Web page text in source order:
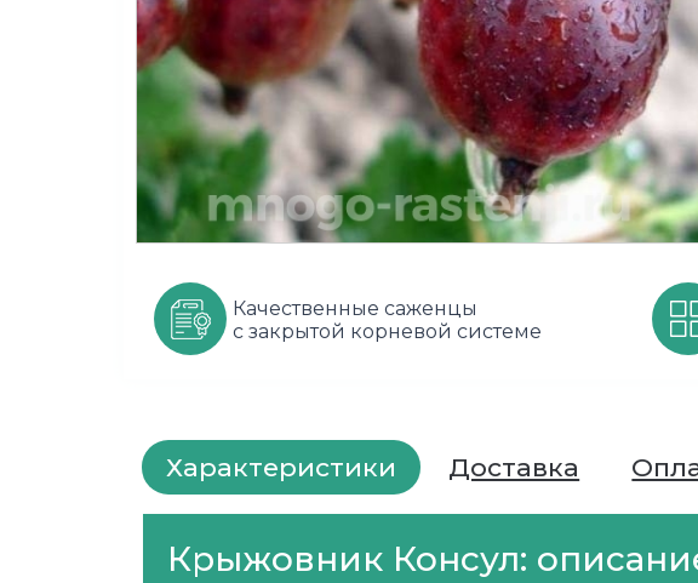
Качественные саженцы
с закрытой корневой системе
Характеристики
Крыжовник Консул:
Доставка